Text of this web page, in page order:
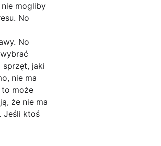
mogliby
No
No
sprzęt, jaki
nie ma
to może
że nie ma
Jeśli ktoś